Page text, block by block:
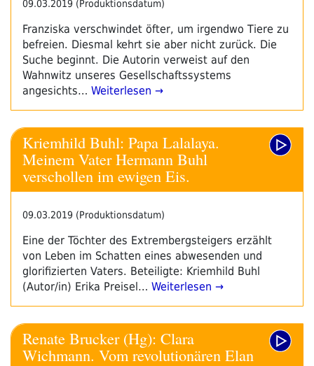
09.03.2019 (Produktionsdatum)
Franziska verschwindet öfter, um irgendwo Tiere zu
befreien. Diesmal kehrt sie aber nicht zurück. Die
Suche beginnt. Die Autorin verweist auf den
Wahnwitz unseres Gesellschaftssystems
angesichts… Weiterlesen →
Kriemhild Buhl: Papa Lalalaya.
Meinem Vater Hermann Buhl
verschollen im ewigen Eis.
09.03.2019 (Produktionsdatum)
Eine der Töchter des Extrembergsteigers erzählt
von Leben im Schatten eines abwesenden und
glorifizierten Vaters. Beteiligte: Kriemhild Buhl
(Autor/in) Erika Preisel… Weiterlesen →
Renate Brucker (Hg): Clara
Wichmann. Vom revolutionären Elan